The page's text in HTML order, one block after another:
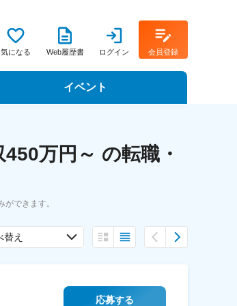
気になる Web履歴書 ログイン 会員登録
イベント
職フェア万円～ の転職・
できます。
替え
応募する